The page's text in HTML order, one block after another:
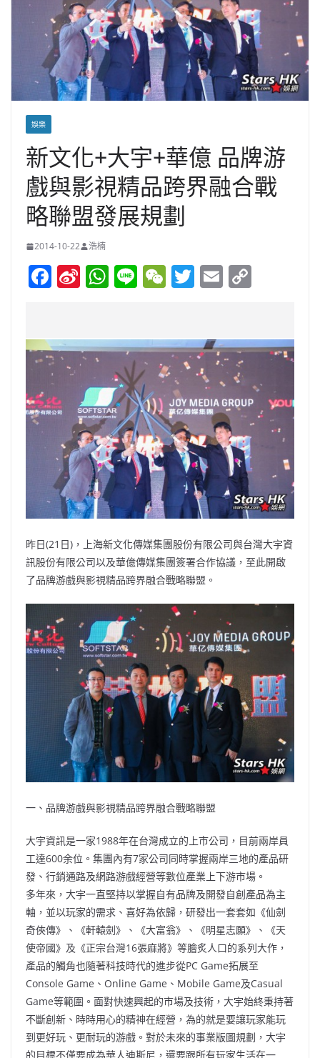
娛樂
新文化+大宇+華億 品牌游
戲與影視精品跨界融合戰
略聯盟發展規劃
2014-10-22 浩楠
F
e
b
o
o
k
Si
W
ei
b
o
W
s
A
p
p
Li W
h
at
T
er
E
l y
n
k
昨日(21日)，上海新文化傳媒集團股份有限公司與台灣大宇資
訊股份有限公司以及華億傳媒集團簽署合作協議，至此開啟
了品牌游戲與影視精品跨界融合戰略聯盟。
一、品牌游戲與影視精品跨界融合戰略聯盟
大宇資訊是一家1988年在台灣成立的上市公司，目前兩岸員
工達600余位。集團內有7家公司同時掌握兩岸三地的產品研
發、行銷通路及網路游戲經營等數位產業上下游市場。
多年來，大宇一直堅持以掌握自有品牌及開發自創產品為主
軸，並以玩家的需求、喜好為依歸，研發出一套套如《仙劍
奇俠傳》、《軒轅劍》、《大富翁》、《明星志願》、《天
使帝國》及《正宗台灣16張麻將》等膾炙人口的系列大作，
產品的觸角也隨著科技時代的進步從PC Game拓展至
Console Game、Online Game、Mobile Game及Casual
Game等範圍。面對快速興起的市場及技術，大宇始終秉持著
不斷創新、時時用心的精神在經營，為的就是要讓玩家能玩
到更好玩、更耐玩的游戲。對於未來的事業版圖規劃，大宇
的目標不僅要成為華人迪斯尼，還要跟所有玩家生活在一